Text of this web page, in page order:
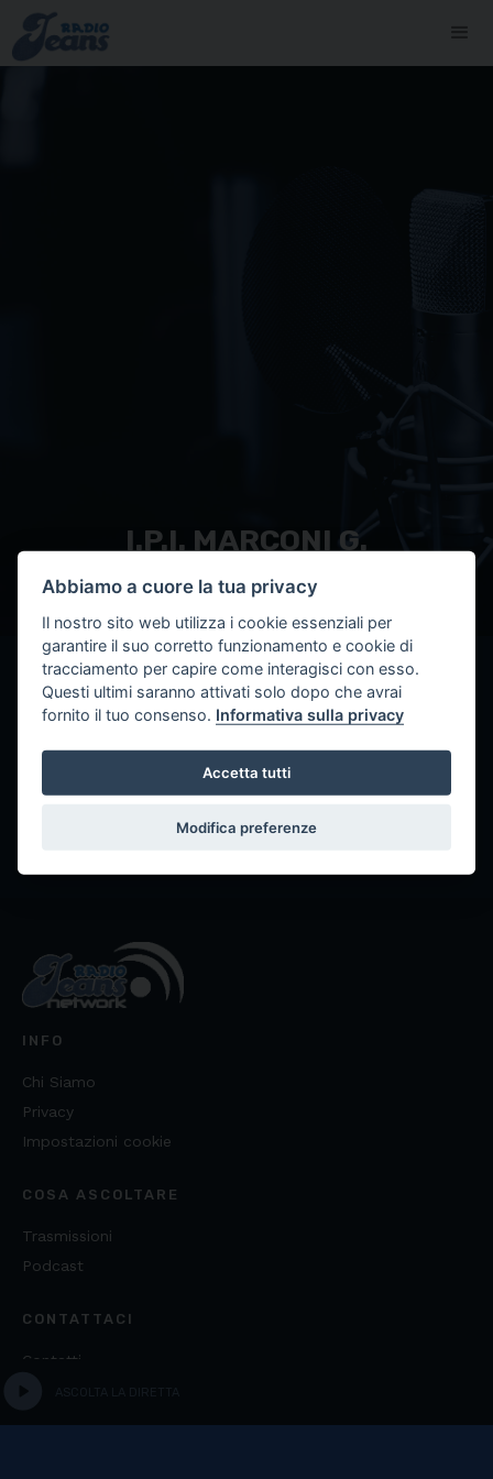
I.P.I. MARCONI G.
< Torna alle TWR
Il radiokit è stato attivato in data
02/12/2011
INFO
Chi Siamo
Privacy
Impostazioni cookie
COSA ASCOLTARE
Trasmissioni
Podcast
CONTATTACI
Contatti
Abbiamo a cuore la tua privacy
Il nostro sito web utilizza i cookie essenziali per
garantire il suo corretto funzionamento e cookie di
tracciamento per capire come interagisci con esso.
Questi ultimi saranno attivati solo dopo che avrai
fornito il tuo consenso. Informativa sulla privacy
Accetta tutti
Modifica preferenze